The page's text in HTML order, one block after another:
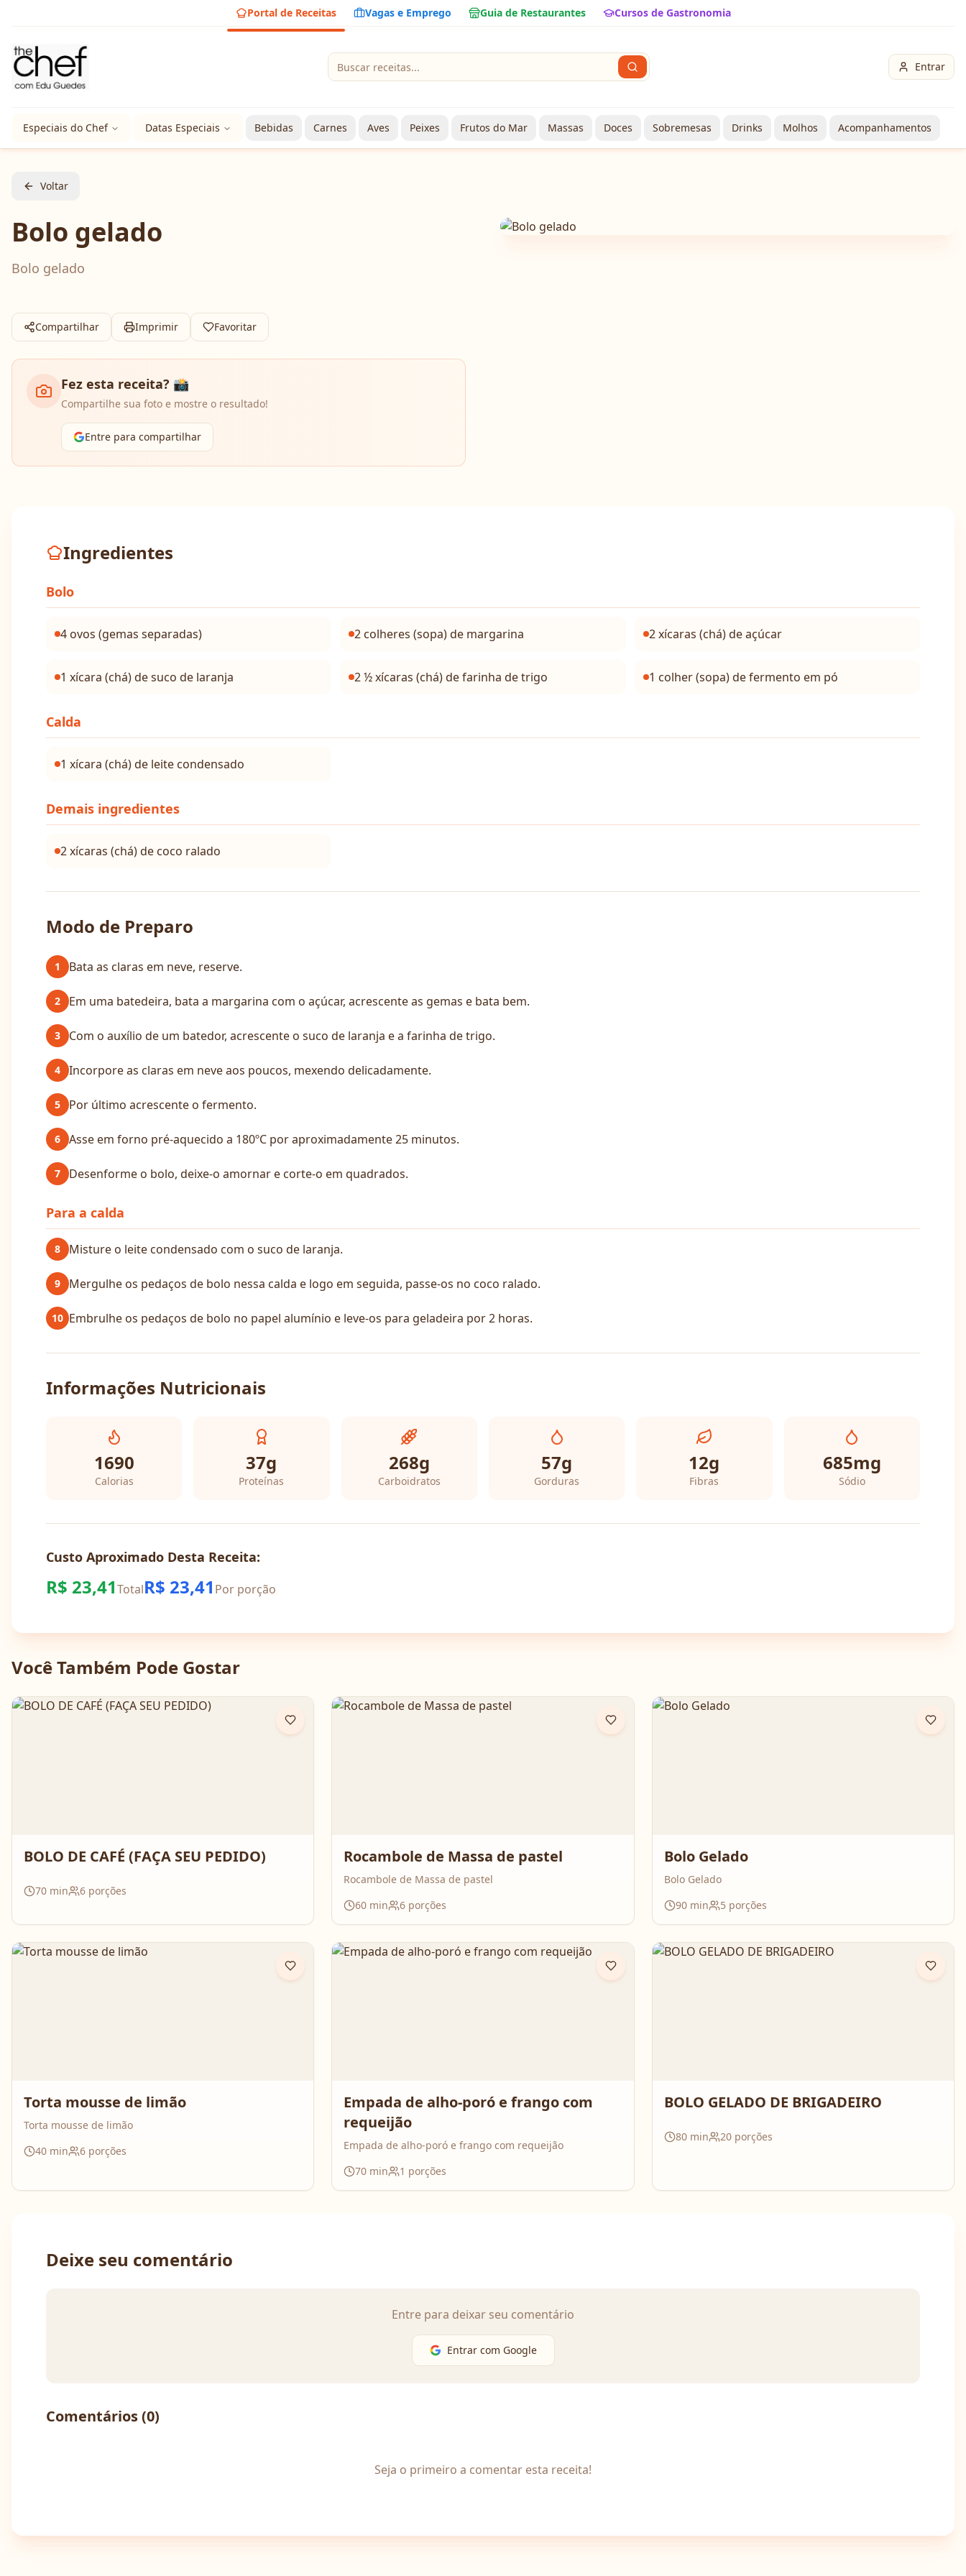
Portal de Receitas Vagas e Emprego Guia de Restaurantes Cursos de Gastronomia
Entrar
Especiais do Chef Datas Especiais Bebidas Carnes Aves Peixes Frutos do Mar Massas Doces Sobremesas Drinks Molhos Acompanhamentos
Voltar
Bolo gelado
Bolo gelado
Compartilhar Imprimir Favoritar
Fez esta receita? 📸
Compartilhe sua foto e mostre o resultado!
Entre para compartilhar
Ingredientes
Bolo
4 ovos (gemas separadas) 2 colheres (sopa) de margarina 2 xícaras (chá) de açúcar
1 xícara (chá) de suco de laranja 2 ½ xícaras (chá) de farinha de trigo 1 colher (sopa) de fermento em pó
Calda
1 xícara (chá) de leite condensado
Demais ingredientes
2 xícaras (chá) de coco ralado
Modo de Preparo
1 Bata as claras em neve, reserve.
2 Em uma batedeira, bata a margarina com o açúcar, acrescente as gemas e bata bem.
3 Com o auxílio de um batedor, acrescente o suco de laranja e a farinha de trigo.
4 Incorpore as claras em neve aos poucos, mexendo delicadamente.
5 Por último acrescente o fermento.
6 Asse em forno pré-aquecido a 180ºC por aproximadamente 25 minutos.
7 Desenforme o bolo, deixe-o amornar e corte-o em quadrados.
Para a calda
8 Misture o leite condensado com o suco de laranja.
9 Mergulhe os pedaços de bolo nessa calda e logo em seguida, passe-os no coco ralado.
10 Embrulhe os pedaços de bolo no papel alumínio e leve-os para geladeira por 2 horas.
Informações Nutricionais
1690
Calorias
37g
Proteínas
268g
Carboidratos
57g
Gorduras
12g
Fibras
685mg
Sódio
Custo Aproximado Desta Receita:
R$ 23,41TotalR$ 23,41 Por porção
Você Também Pode Gostar
BOLO DE CAFÉ (FAÇA SEU PEDIDO)
70 min 6 porções
Rocambole de Massa de pastel
Rocambole de Massa de pastel
60 min 6 porções
Bolo Gelado
Bolo Gelado
90min 5porções
Torta mousse de limão
Torta mousse de limão
40 min 6 porções
Empada de alho-poró e frango com
requeijão
Empada de alho-poró e frango com requeijão
70 min 1 porções
BOLO GELADO DE BRIGADEIRO
80min 20porções
Deixe seu comentário
Entre para deixar seu comentário
Entrar com Google
Comentários (0)
Seja o primeiro a comentar esta receita!